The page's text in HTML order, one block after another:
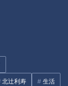
北辻利寿 生活